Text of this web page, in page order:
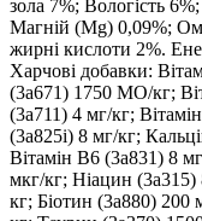
зола 7%; Вологість
Магній (Mg) 0,09%;
жирні кислоти 2%.
Харчові добавки:
(3a671) 1750 МО/кг;
(3a711) 4 мг/кг;
(3a825i) 8 мг/кг;
Вітамін B6 (3a831) 8
мкг/кг; Ніацин (3a315)
кг; Біотин (3a880) 200